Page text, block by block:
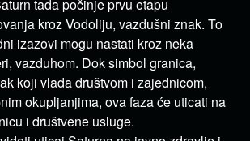
tada počinje prvu etapu
kroz Vodoliju, vazdušni znak. To
izazovi mogu nastati kroz neka
vazduhom. Dok simbol granica,
koji vlada društvom i zajednicom,
okupljanjima, ova faza će uticati na
i društvene usluge.